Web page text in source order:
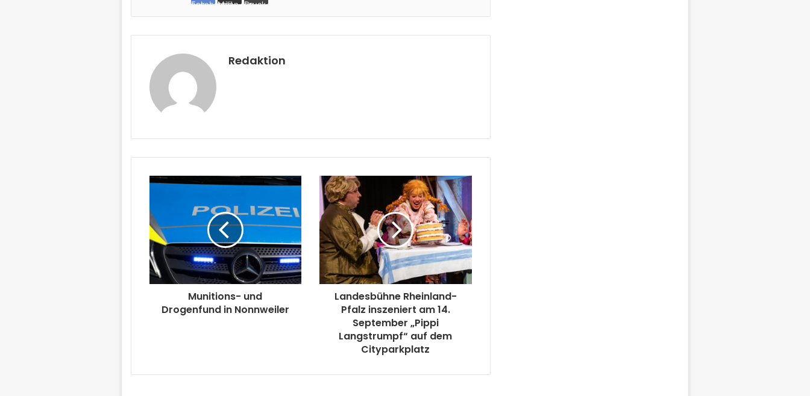
Facebook per Mail teilen Drucken
Redaktion
Munitions- und
Drogenfund in Nonnweiler
Landesbühne Rheinland-
Pfalz inszeniert am 14.
September „Pippi
Langstrumpf“ auf dem
Cityparkplatz